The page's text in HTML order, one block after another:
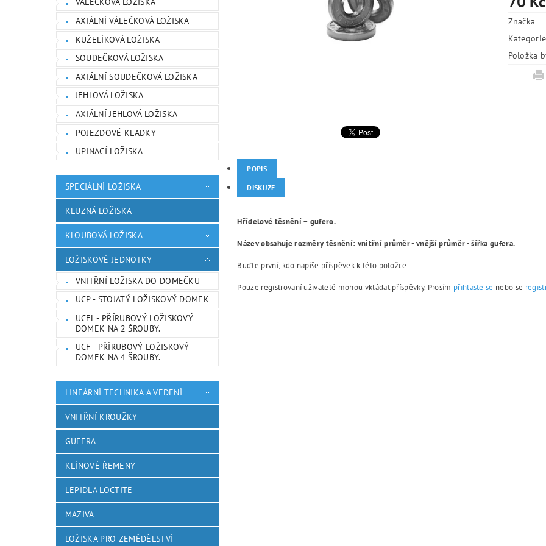
AXIÁLNÍ VÁLEČKOVÁ LOŽISKA
KUŽELÍKOVÁ LOŽISKA
SOUDEČKOVÁ LOŽISKA
AXIÁLNÍ SOUDEČKOVÁ LOŽISKA
JEHLOVÁ LOŽISKA
AXIÁLNÍ JEHLOVÁ LOŽISKA
POJEZDOVÉ KLADKY
UPINACÍ LOŽISKA
SPECIÁLNÍ LOŽISKA
KLUZNÁ LOŽISKA
KLOUBOVÁ LOŽISKA
LOŽISKOVÉ JEDNOTKY
VNITŘNÍ LOŽISKA DO DOMEČKU
UCP - STOJATÝ LOŽISKOVÝ DOMEK
UCFL - PŘÍRUBOVÝ LOŽISKOVÝ
DOMEK NA 2 ŠROUBY.
UCF - PŘÍRUBOVÝ LOŽISKOVÝ
DOMEK NA 4 ŠROUBY.
LINEÁRNÍ TECHNIKA A VEDENÍ
VNITŘNÍ KROUŽKY
GUFERA
KLÍNOVÉ ŘEMENY
LEPIDLA LOCTITE
MAZIVA
LOŽISKA PRO ZEMĚDĚLSTVÍ
Značka
Kategorie
Položka
POPIS
DISKUZE
Hřídelové těsnění – gufero.
Název obsahuje rozměry těsnění: vnitřní průměr - vnější průměr - šířka gufera.
Buďte první, kdo napíše příspěvek k této položce.
Pouze registrovaní uživatelé mohou vkládat příspěvky. Prosím přihlaste se nebo se